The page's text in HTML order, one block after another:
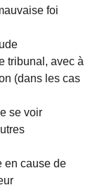
foi
tribunal, avec à
(dans les cas
se voir
en cause de